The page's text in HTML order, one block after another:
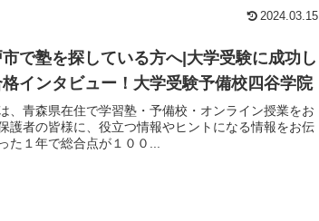
2024.03.15
で塾を探している方へ|大学受験に成功し
インタビュー！大学受験予備校四谷学院
、青森県在住で学習塾・予備校・オンライン授業をお
護者の皆様に、役立つ情報やヒントになる情報をお伝
た１年で総合点が１００...